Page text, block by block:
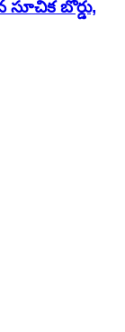
సూచిక బోర్డు,